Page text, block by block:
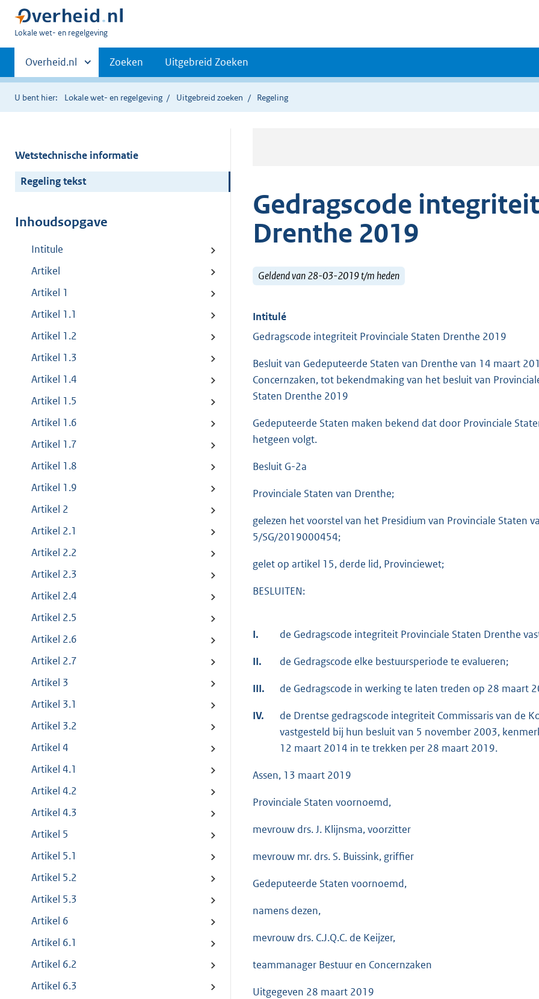
U
hier:
Lokale wet- en regelgeving
Primaire
navigatie
Andere
sites
binnen
Overheid.nl Zoeken Uitgebreid Zoeken
U bent hier: Lokale wet- en regelgeving Uitgebreid zoeken Regeling
Wetstechnische informatie
Regeling tekst
Inhoudsopgave
Intitule
Artikel
Artikel 1
Artikel 1.1
Artikel 1.2
Artikel 1.3
Artikel 1.4
Artikel 1.5
Artikel 1.6
Artikel 1.7
Artikel 1.8
Artikel 1.9
Artikel 2
Artikel 2.1
Artikel 2.2
Artikel 2.3
Artikel 2.4
Artikel 2.5
Artikel 2.6
Artikel 2.7
Artikel 3
Artikel 3.1
Artikel 3.2
Artikel 4
Artikel 4.1
Artikel 4.2
Artikel 4.3
Artikel 5
Artikel 5.1
Artikel 5.2
Artikel 5.3
Artikel 6
Artikel 6.1
Artikel 6.2
Artikel 6.3
Gedragscode
Drenthe 2019
Geldend van 28-03-2019 t/m heden
Intitulé
Gedragscode integriteit Provinciale Staten Drenthe 2019
Besluit van Gedeputeerde Staten van Drenthe van 14 maart
Concernzaken, tot bekendmaking van het besluit van
Staten Drenthe 2019
Gedeputeerde Staten maken bekend dat door Provinciale
hetgeen volgt.
Besluit G-2a
Provinciale Staten van Drenthe;
gelezen het voorstel van het Presidium van Provinciale Staten
5/SG/2019000454;
gelet op artikel 15, derde lid, Provinciewet;
BESLUITEN:
I. de Gedragscode integriteit Provinciale Staten Drenthe
II. de Gedragscode elke bestuursperiode te evalueren;
III. de Gedragscode in werking te laten treden op 28 maart
IV.
de Drentse gedragscode integriteit Commissaris van de
vastgesteld bij hun besluit van 5 november 2003,
12 maart 2014 in te trekken per 28 maart 2019.
Assen, 13 maart 2019
Provinciale Staten voornoemd,
mevrouw drs. J. Klijnsma, voorzitter
mevrouw mr. drs. S. Buissink, griffier
Gedeputeerde Staten voornoemd,
namens dezen,
mevrouw drs. C.J.Q.C. de Keijzer,
teammanager Bestuur en Concernzaken
Uitgegeven 28 maart 2019